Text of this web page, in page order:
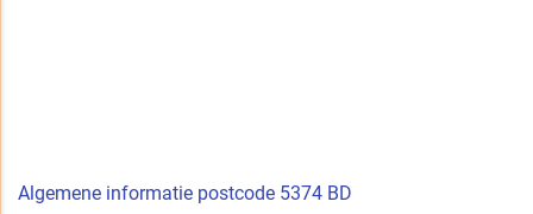
Algemene informatie postcode 5374 BD